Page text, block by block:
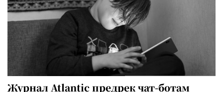
Журнал Atlantic предрек чат-ботам